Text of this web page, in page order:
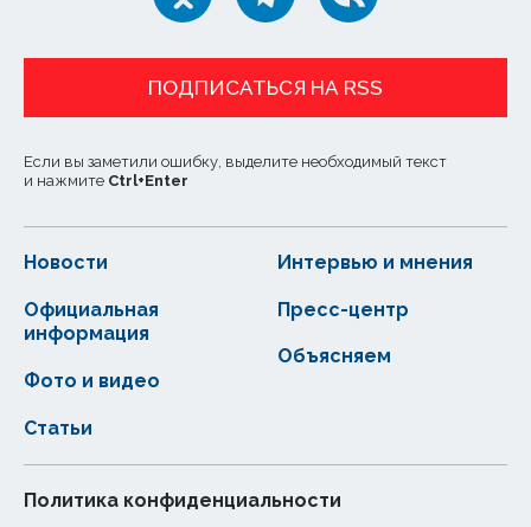
ПОДПИСАТЬСЯ НА RSS
Если вы заметили ошибку, выделите необходимый текст
и нажмите Ctrl+Enter
Новости
Статьи
Официальная
информация
Интервью и мнения
Фото и видео
Пресс-центр
Объясняем
Политика конфиденциальности